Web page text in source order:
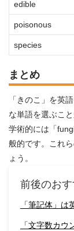
edible
poisonous
species
まとめ
「きのこ」を英
な単語を選ぶこ
学術的には「
般的です。これ
ょう。
前後のお
「筆記体」は
「文字数カウ